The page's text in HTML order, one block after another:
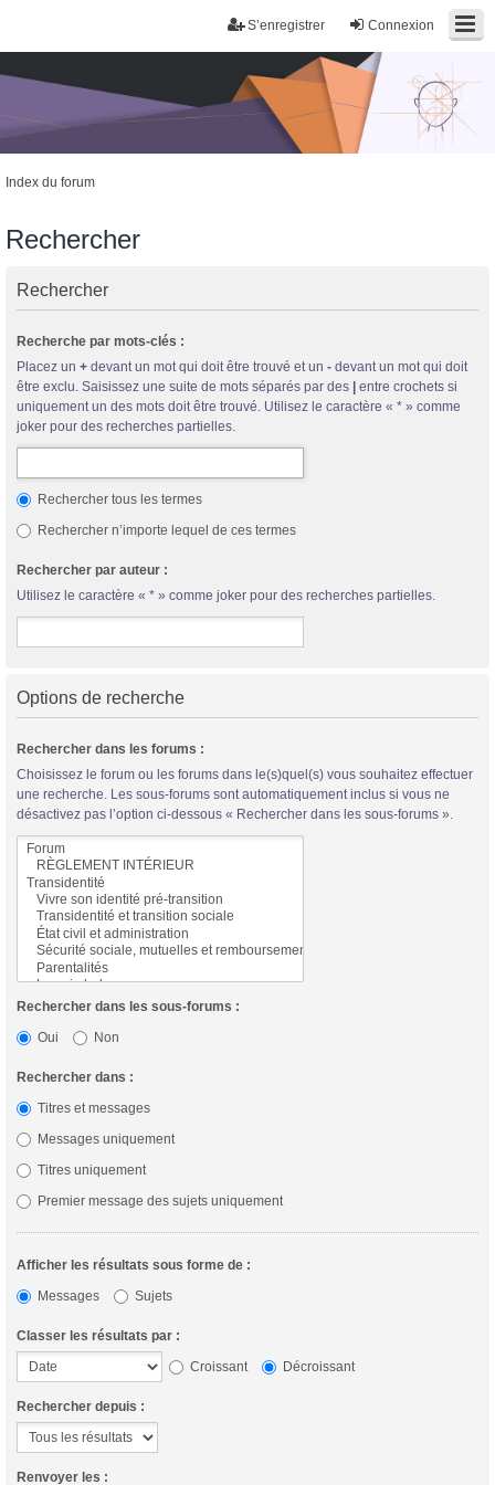
Connexion
S’enregistrer
Trans District
Forum d'information sur les transidentités masculines FtM/FtX/Ft*
Index du forum
Rechercher
Rechercher
Recherche par mots-clés :
Placez un + devant un mot qui doit être trouvé et un - devant un mot qui doit
être exclu. Saisissez une suite de mots séparés par des | entre crochets si
uniquement un des mots doit être trouvé. Utilisez le caractère « * » comme
joker pour des recherches partielles.
Rechercher tous les termes
Rechercher n’importe lequel de ces termes
Rechercher par auteur :
Utilisez le caractère « * » comme joker pour des recherches partielles.
Options de recherche
Rechercher dans les forums :
Choisissez le forum ou les forums dans le(s)quel(s) vous souhaitez effectuer
une recherche. Les sous-forums sont automatiquement inclus si vous ne
désactivez pas l’option ci-dessous « Rechercher dans les sous-forums ».
Rechercher dans les sous-forums :
Oui
Non
Rechercher dans :
Titres et messages
Messages uniquement
Titres uniquement
Premier message des sujets uniquement
Afficher les résultats sous forme de :
Messages
Sujets
Classer les résultats par :
Croissant
Décroissant
Rechercher depuis :
Renvoyer les :